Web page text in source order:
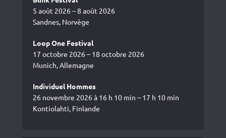
5 août 2026 – 8 août 2026
Sandnes, Norvège
Loop One Festival
17 octobre 2026 – 18 octobre 2026
Munich, Allemagne
Individuel Hommes
26 novembre 2026 à 16 h 10 min – 17 h 10 min
Kontiolahti, Finlande